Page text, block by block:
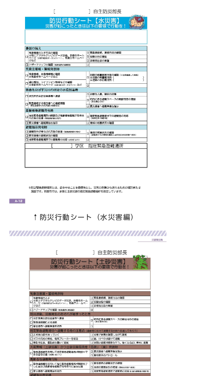
↑防災行動シート（水災害編）